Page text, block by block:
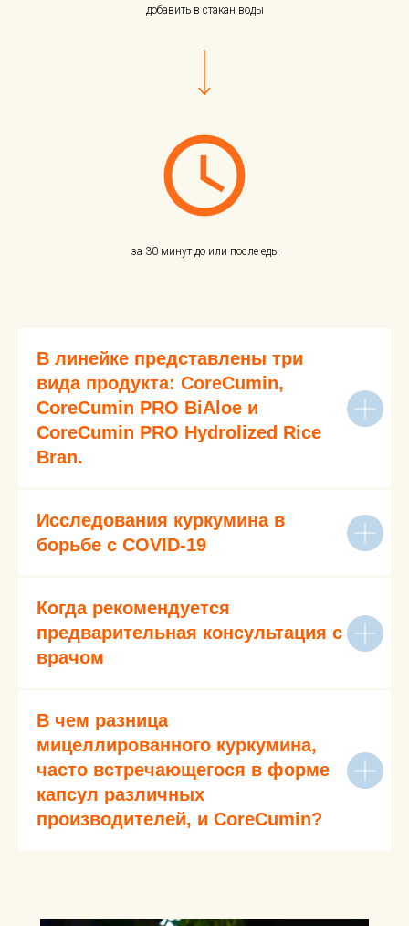
добавить в стакан воды
за 30 минут до или после еды
В линейке представлены три
вида продукта: CoreCumin,
CoreCumin PRO BiAloe и
CoreCumin PRO Hydrolized Rice
Bran.
Исследования куркуминав
борьбе с COVID-19
Когда рекомендуется
предварительная консультация с
врачом
В чем разница
мицеллированного куркумина,
часто встречающегося в форме
капсул различных
производителей, и CoreCumin?